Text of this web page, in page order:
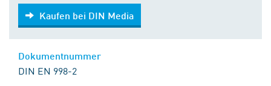
Kaufen bei DIN Media
Kaufen bei DIN Media
DIN EN 998-2